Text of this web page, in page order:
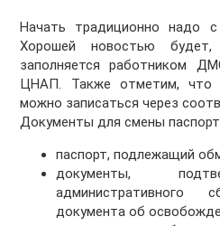
Начать традиционно надо с
Хорошей новостью
заполняется работником
ЦНАП. Также отметим, что
можно записаться через
Документы для смены
паспорт, подлежащий
документы,
административного
документа об